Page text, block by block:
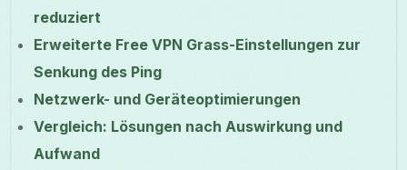
reduziert
Erweiterte Free VPN Grass-Einstellungen zur
Senkung des Ping
Netzwerk- und Geräteoptimierungen
Vergleich: Lösungen nach Auswirkung und
Aufwand